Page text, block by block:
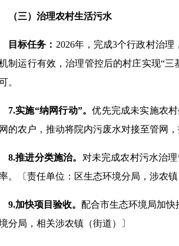
（三）治理农村生活污水
目标任务： 2026年，完成3个行政村治
制运行有效，治理管控后的村庄实现“
。
7.实施“纳网行动”。优先完成未实施农
的农户，推动将院内污废水对接至管网
8.推进分类施治。 对未完成农村污水治
。〔责任单位：区生态环境分局，涉农
9.加快项目验收。配合市生态环境局加快
分局，相关涉农镇（街道）〕